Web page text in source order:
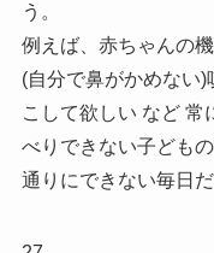
う。
例えば、赤ちゃんの
(自分で鼻がかめない
こして欲しい など 常
べりできない子ども
通りにできない毎日だ